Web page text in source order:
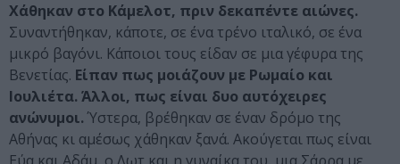
Χάθηκαν στο Κάμελοτ, πριν δεκαπέντε αιώνες.
Συναντήθηκαν, κάποτε, σε ένα τρένο ιταλικό, σε ένα
μικρό βαγόνι. Κάποιοι τους είδαν σε μια γέφυρα της
Βενετίας. Είπαν πως μοιάζουν με Ρωμαίο και
Ιουλιέτα. Άλλοι, πως είναι δυο αυτόχειρες
ανώνυμοι. Ύστερα, βρέθηκαν σε έναν δρόμο της
Αθήνας κι αμέσως χάθηκαν ξανά. Ακούγεται πως είναι